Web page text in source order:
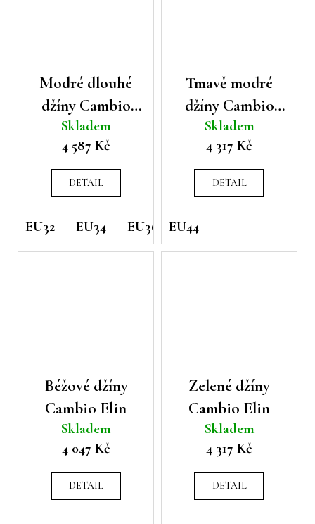
Modré dlouhé
džíny Cambio
Aimee
Skladem
4 587 Kč
DETAIL
EU32 EU34 EU36 EU38
Tmavě modré
džíny Cambio
Aimee
Skladem
4 317 Kč
DETAIL
EU44
Béžové džíny
Cambio Elin
Skladem
4 047 Kč
DETAIL
Zelené džíny
Cambio Elin
Skladem
4 317 Kč
DETAIL